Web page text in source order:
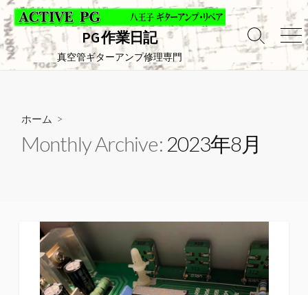
コ
ン
テ
ン
PG 作業日記
真空管ギターアンプ修理専門
検
索
切
メ
ニ
ュ
ホーム >
Monthly Archive: 2023年8月